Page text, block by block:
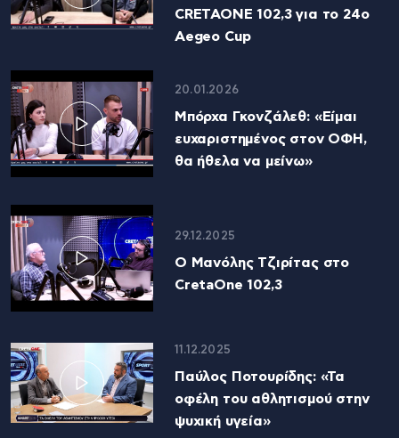
CRETAONE 102,3 για το 24ο
Aegeo Cup
20.01.2026
Μπόρχα Γκονζάλεθ: «Είμαι
ευχαριστημένος στον ΟΦΗ,
θα ήθελα να μείνω»
29.12.2025
Ο Μανόλης Τζιρίτας στο
CretaOne 102,3
11.12.2025
Παύλος Ποτουρίδης: «Τα
οφέλη του αθλητισμού στην
ψυχική υγεία»